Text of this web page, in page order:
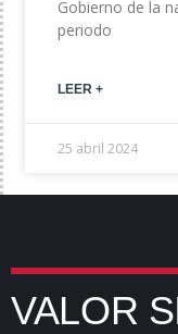
Gobierno de la
periodo
LEER +
25 abril 2024
VALOR